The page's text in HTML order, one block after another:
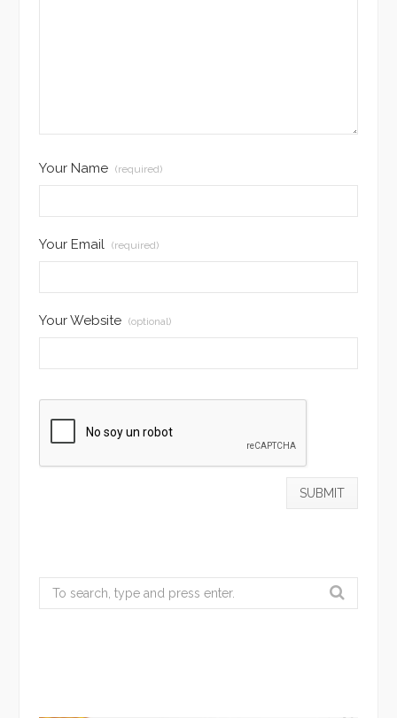
Your Name (required)
Your Email (required)
Your Website (optional)
Search
for: